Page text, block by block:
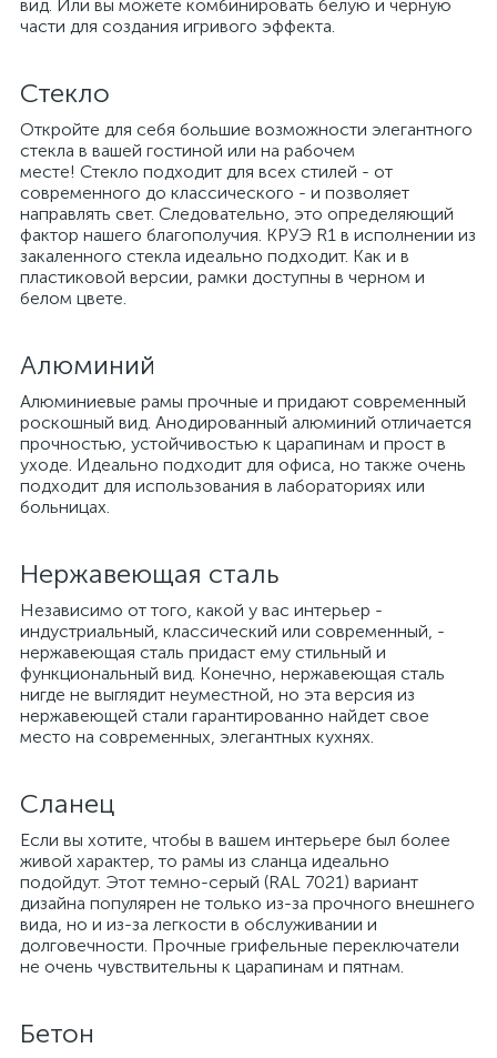
вид. Или вы можете комбинировать белую и черную
части для создания игривого эффекта.
Стекло
Откройте для себя большие возможности элегантного
стекла в вашей гостиной или на рабочем
месте! Стекло подходит для всех стилей - от
современного до классического - и позволяет
направлять свет. Следовательно, это определяющий
фактор нашего благополучия. КРУЭ R1 в исполнении из
закаленного стекла идеально подходит. Как и в
пластиковой версии, рамки доступны в черном и
белом цвете.
Алюминий
Алюминиевые рамы прочные и придают современный
роскошный вид. Анодированный алюминий отличается
прочностью, устойчивостью к царапинам и прост в
уходе. Идеально подходит для офиса, но также очень
подходит для использования в лабораториях или
больницах.
Нержавеющая сталь
Независимо от того, какой у вас интерьер -
индустриальный, классический или современный, -
нержавеющая сталь придаст ему стильный и
функциональный вид. Конечно, нержавеющая сталь
нигде не выглядит неуместной, но эта версия из
нержавеющей стали гарантированно найдет свое
место на современных, элегантных кухнях.
Сланец
Если вы хотите, чтобы в вашем интерьере был более
живой характер, то рамы из сланца идеально
подойдут. Этот темно-серый (RAL 7021) вариант
дизайна популярен не только из-за прочного внешнего
вида, но и из-за легкости в обслуживании и
долговечности. Прочные грифельные переключатели
не очень чувствительны к царапинам и пятнам.
Бетон